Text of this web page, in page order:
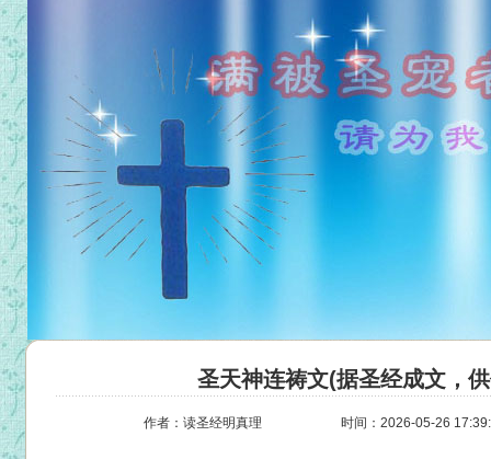
圣天神连祷文(据圣经成文，
作者：读圣经明真理 时间：2026-05-26